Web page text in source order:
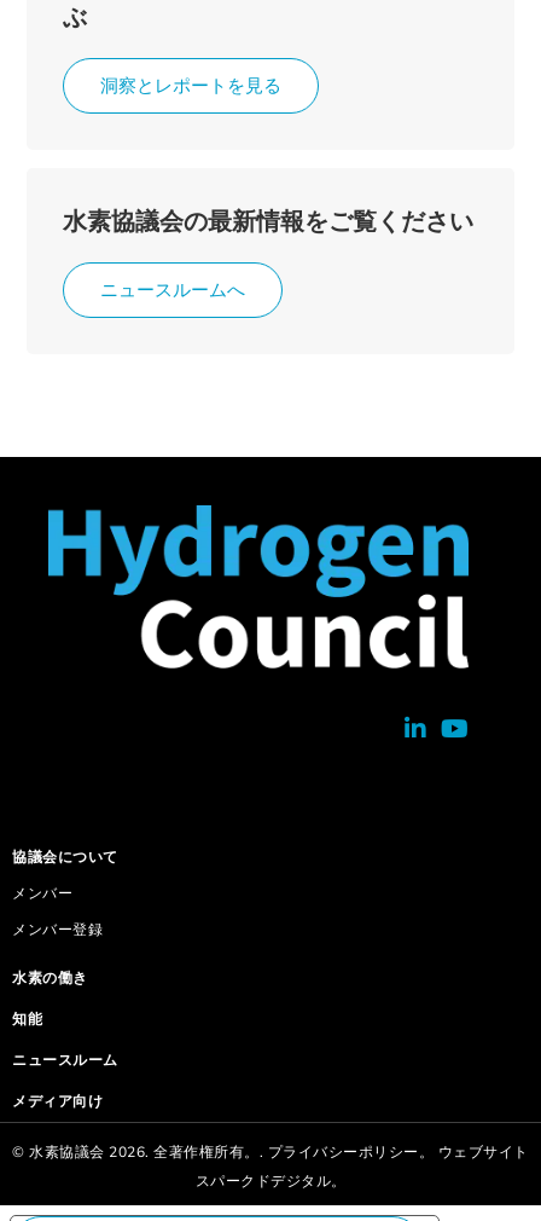
ぶ
洞察とレポートを見る
水素協議会の最新情報をご覧ください
ニュースルームへ
協議会について
メンバー
メンバー登録
水素の働き
知能
ニュースルーム
メディア向け
© 水素協議会 2026. 全著作権所有。. プライバシーポリシー。
ウェブサイト
スパークドデジタル。